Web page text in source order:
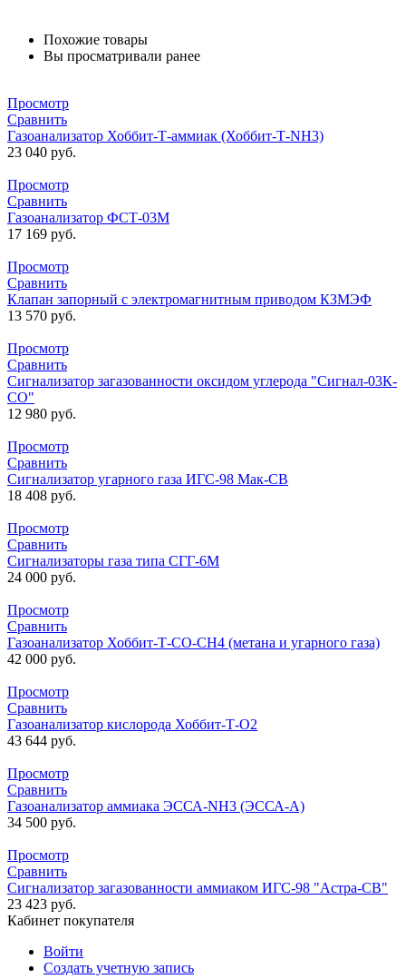
Похожие товары
Вы просматривали ранее
Просмотр
Сравнить
Газоанализатор Хоббит-Т-аммиак (Хоббит-Т-NH3)
23 040 руб.
Просмотр
Сравнить
Газоанализатор ФСТ-03М
17 169 руб.
Просмотр
Сравнить
Клапан запорный с электромагнитным приводом КЗМЭФ
13 570 руб.
Просмотр
Сравнить
Сигнализатор загазованности оксидом углерода "Сигнал-03К-
СО"
12 980 руб.
Просмотр
Сравнить
Сигнализатор угарного газа ИГС-98 Мак-СВ
18 408 руб.
Просмотр
Сравнить
Сигнализаторы газа типа СГГ-6М
24 000 руб.
Просмотр
Сравнить
Газоанализатор Хоббит-Т-СО-СН4 (метана и угарного газа)
42 000 руб.
Просмотр
Сравнить
Газоанализатор кислорода Хоббит-Т-О2
43 644 руб.
Просмотр
Сравнить
Газоанализатор аммиака ЭССА-NH3 (ЭССА-А)
34 500 руб.
Просмотр
Сравнить
Сигнализатор загазованности аммиаком ИГС-98 "Астра-СВ"
23 423 руб.
Кабинет покупателя
Войти
Создать учетную запись